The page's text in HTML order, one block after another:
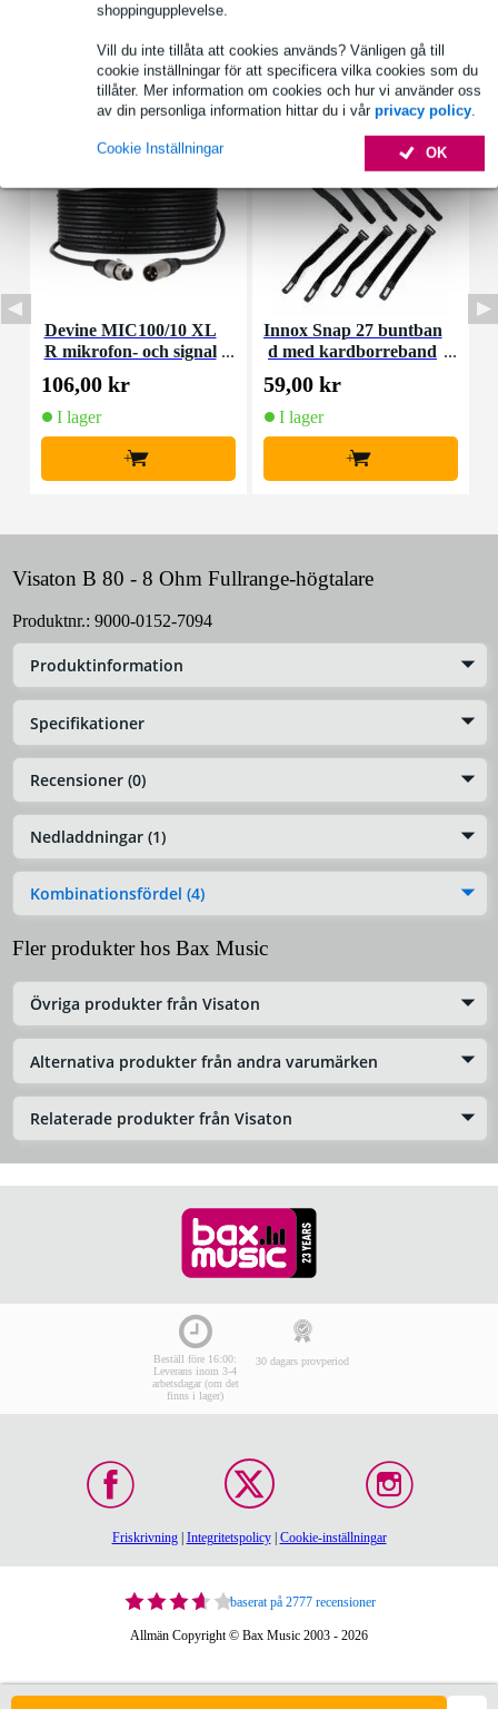
shoppingupplevelse.
Vill du inte tillåta att cookies används? Vänligen gå till
cookie inställningar för att specificera vilka cookies som du
tillåter. Mer information om cookies och hur vi använder oss
av din personliga information hittar du i vår privacy policy.
OK
Cookie Inställningar
Fullständiga specifikationer
Tillbehör (7)
Devine MIC100/10 XL
R mikrofon- och signal
kabel 10 meter
106,00 kr
I lager
+
Innox Snap 27 buntban
d med kardborreband
59,00 kr
I lager
+
Visaton B 80 - 8 Ohm Fullrange-högtalare
Produktnr.: 9000-0152-7094
Produktinformation
Specifikationer
Recensioner (0)
Nedladdningar (1)
Kombinationsfördel (4)
Fler produkter hos Bax Music
Övriga produkter från Visaton
Alternativa produkter från andra varumärken
Relaterade produkter från Visaton
Beställ före 16:00:
Leverans inom 3-4
arbetsdagar (om det
finns i lager)
30 dagars provperiod
Friskrivning| Integritetspolicy| Cookie-inställningar
baserat på 2777 recensioner
Allmän Copyright © Bax Music 2003 - 2026